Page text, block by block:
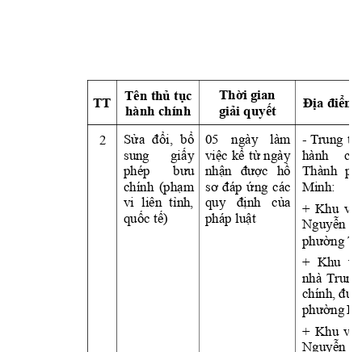
TT
Tên thủ tục
hành chính
Thời gian
giải quyết
Địa điểm
2 Sửa đổi, bổ
sung
giấy
phép
bưu
chính (phạm
vi liên tỉnh,
quốc tế)
05 ngày
làm
việc kể từ ngày
nhận được
hồ
sơ đáp ứng các
quy
định của
pháp luật
- Trung
hành
Thành
Minh:
+ Khu
Nguyễn
phường
+ Khu
nhà Trung
chính,
phường
+ Khu
Nguyễn